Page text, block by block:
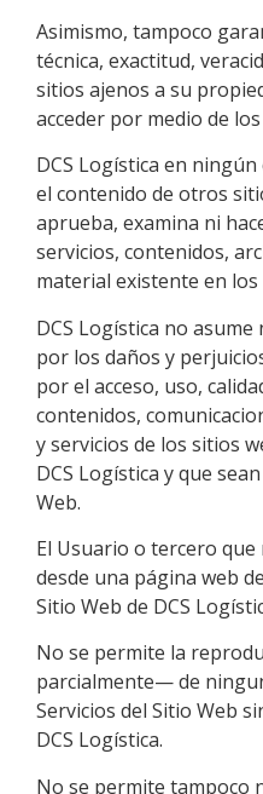
Asimismo, tampoco
técnica, exactitud,
sitios ajenos a su
acceder por medio de los
DCS Logística en ningún
el contenido de otros
aprueba, examina ni
servicios, contenidos,
material existente en
DCS Logística no asume
por los daños y
por el acceso, uso,
contenidos,
y servicios de los sitios
DCS Logística y que
Web.
El Usuario o tercero
desde una página web
Sitio Web de DCS
No se permite la
parcialmente— de
Servicios del Sitio Web
DCS Logística.
No se permite tampoco